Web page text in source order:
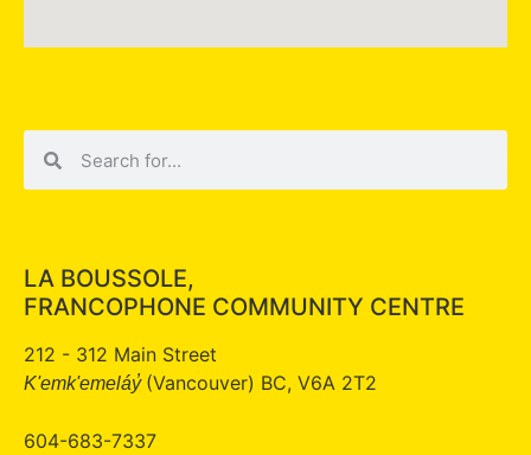
LA BOUSSOLE,
FRANCOPHONE COMMUNITY CENTRE
212 - 312 Main Street
K'emk'emeláy̓ (Vancouver) BC, V6A 2T2
604-683-7337